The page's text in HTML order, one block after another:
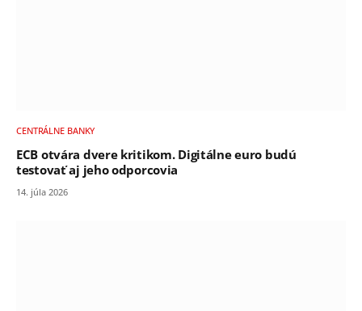
CENTRÁLNE BANKY
ECB otvára dvere kritikom. Digitálne euro budú
testovať aj jeho odporcovia
14. júla 2026